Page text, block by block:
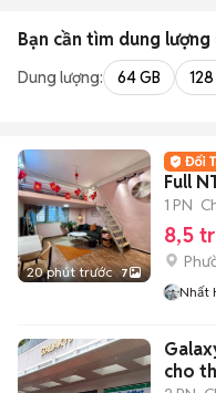
Bạn cần tìm dung lượng
Dung lượng: 64 GB
20 phút trước 7
Full
1 PN
8,5
Nhất
cho